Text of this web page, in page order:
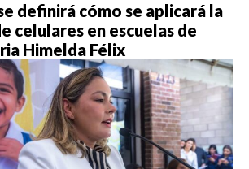
definirá cómo se aplicará la
celulares en escuelas de
Himelda Félix